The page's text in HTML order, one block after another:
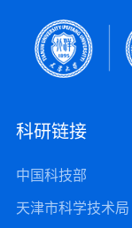
科研链接
中国科技部
天津市科学技术局